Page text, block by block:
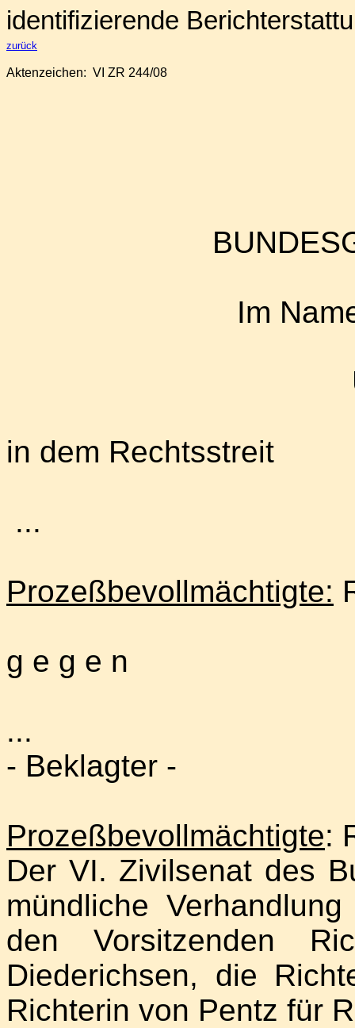
identifizierende
zurück
Aktenzeichen: VI ZR 244/08
Im
in dem Rechtsstreit
...
Prozeßbevollmächtigte:
g e g e n
...
- Beklagter -
Prozeßbevollmächtigte:
Der VI. Zivilsenat des
mündliche
den Vorsitzenden
Diederichsen, die
Richterin von Pentz für